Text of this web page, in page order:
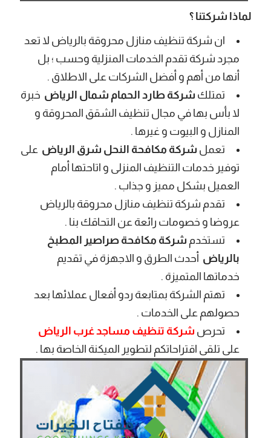
لماذا شركتنا ؟
ان شركة تنظيف منازل محروقة بالرياض لا تعد
مجرد شركة تقدم الخدمات المنزلية وحسب ؛ بل
أنها من أهم و أفضل الشركات على الاطلاق .
تمتلك شركة طارد الحمام شمال الرياض خبرة
لا بأس بها في مجال تنظيف الشقق المحروقة و
المنازل و البيوت و غيرها .
تعمل شركة مكافحة النحل شرق الرياض على
توفير خدمات التنظيف المنزلى و اتاحتها أمام
العميل بشكل مميز و جذاب .
تقدم شركة تنظيف منازل محروقة بالرياض
عروضا و خصومات رائعة عن التحاقك بنا .
تستخدم شركة مكافحة صراصير المطبخ
بالرياض أحدث الطرق و الاجهزة في تقديم
خدماتها المتميزة .
تهتم الشركة بمتابعة ردو أفعال عملائها بعد
حصولهم على الخدمات .
تحرص شركة تنظيف مساجد غرب الرياض
على تلقى اقتراحاتكم لتطوير الميكنة الخاصة بها .